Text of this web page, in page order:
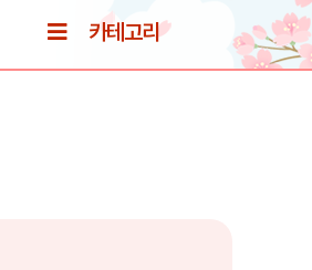
카테고리